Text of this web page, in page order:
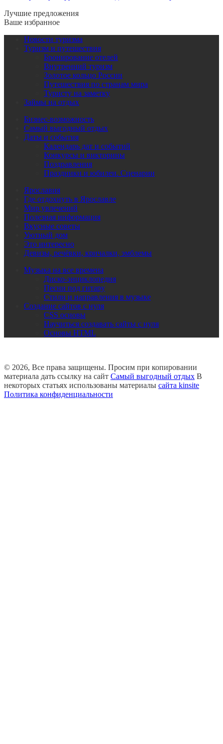
Лучшие предложения
Ваше избранное
Новости туризма
Туризм и путешествия
Бронирование отелей
Внутренний туризм
Золотое кольцо России
Путешествия по странам мира
Туристу на заметку
Займы на отдых
Бизнес-возможность
Самый выгодный отдых
Даты и события
Календарь дат и событий
Конкурсы и викторины
Поздравления
Праздники и юбилеи. Сценарии
Ярославия
Где отдохнуть в Ярославле
Мир увлечений
Полезная информация
Вкусные советы
Уютный дом
Это интересно
Девизы, речёвки, кричалки, эмблемы
Музыка на все времена
Диско-энциклопедия
Песни под гитару
Стили и направления в музыке
Создание сайтов с нуля
CSS основы
Научиться создавать сайты с нуля
Основы HTML
© 2026, Все права защищены. Просим при копировании
материала дать ссылку на сайт Самый выгодный отдых В
некоторых статьях использованы материалы сайта kinsite
Политика конфиденциальности